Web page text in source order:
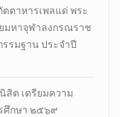
ตาหารเพลแด่ พระ
มหาจุฬาลงกรณราช
รมฐาน ประจำปี
สิต เตรียมความ
ศึกษา ๒๕๖๙